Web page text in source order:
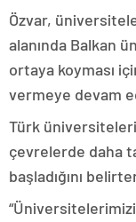
Özvar,
alanında Balkan
ortaya koyması
vermeye devam
Türk
çevrelerde daha
başladığını